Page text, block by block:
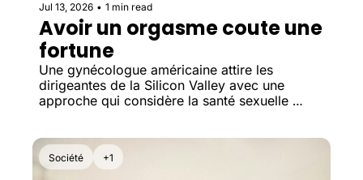
Jul 13, 2026 • 1 min read
Avoir un orgasme coute une
fortune
Une gynécologue américaine attire les
dirigeantes de la Silicon Valley avec une
approche qui considère la santé sexuelle
Société +1